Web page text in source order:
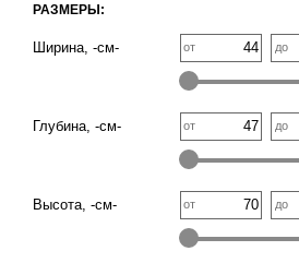
РАЗМЕРЫ:
Ширина, -см- от до
Глубина, -см- от до
Высота, -см- от до